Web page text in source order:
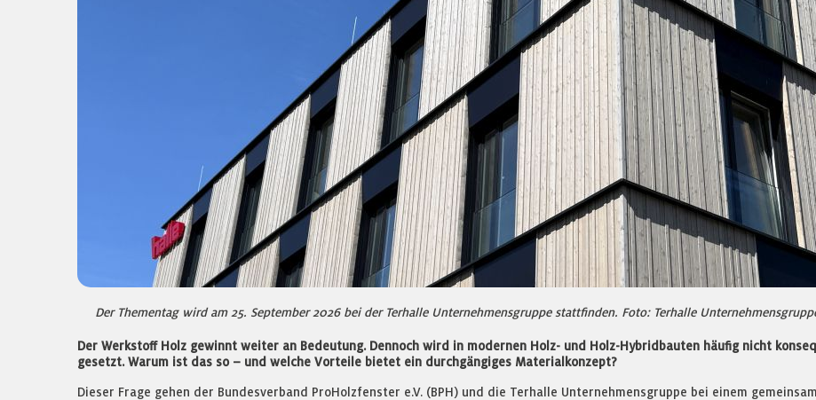
Der Thementag wird am 25. September 2026 bei der Terhalle Unternehmensgruppe stattfinden. Foto: Terhalle
Der Werkstoff Holz gewinnt weiter an Bedeutung. Dennoch wird in modernen Holz- und Holz-Hybridbauten häufig nicht
gesetzt. Warum ist das so – und welche Vorteile bietet ein durchgängiges Materialkonzept?
Dieser Frage gehen der Bundesverband ProHolzfenster e.V. (BPH) und die Terhalle Unternehmensgruppe bei einem